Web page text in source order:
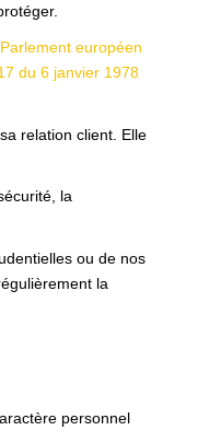
européen
du 6 janvier 1978
relation client. Elle
la
ou de nos
la
personnel